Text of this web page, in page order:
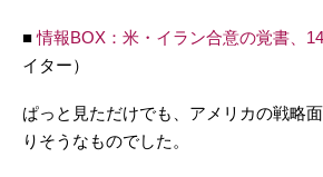
■情報BOX：米・イラン合意の覚書、
イター）
ぱっと見ただけでも、アメリカの戦略
りそうなものでした。